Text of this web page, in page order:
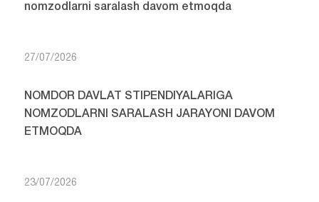
nomzodlarni saralash davom etmoqda
27/07/2026
NOMDOR DAVLAT STIPENDIYALARIGA
NOMZODLARNI SARALASH JARAYONI DAVOM
ETMOQDA
23/07/2026